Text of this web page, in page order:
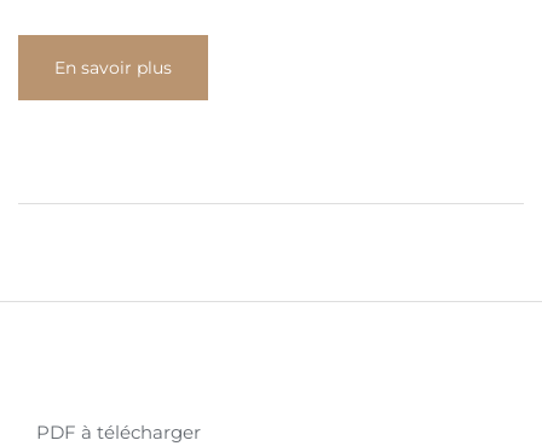
En savoir plus
PDF à télécharger